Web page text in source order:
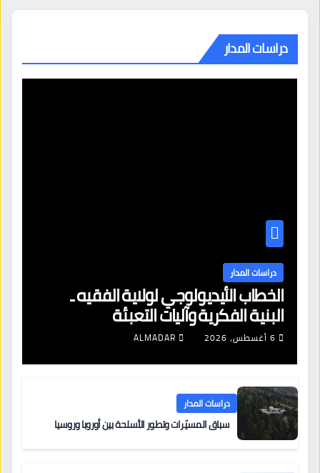
دراسات المدار
دراسات المدار
الخطاب الأيديولوجي لولاية الفقيه ـ
البنية الفكرية وآليات التعبئة
6 أغسطس، 2026 ALMADAR
دراسات المدار
سباق المسيّرات وتطور الأسلحة بين أوروبا وروسيا